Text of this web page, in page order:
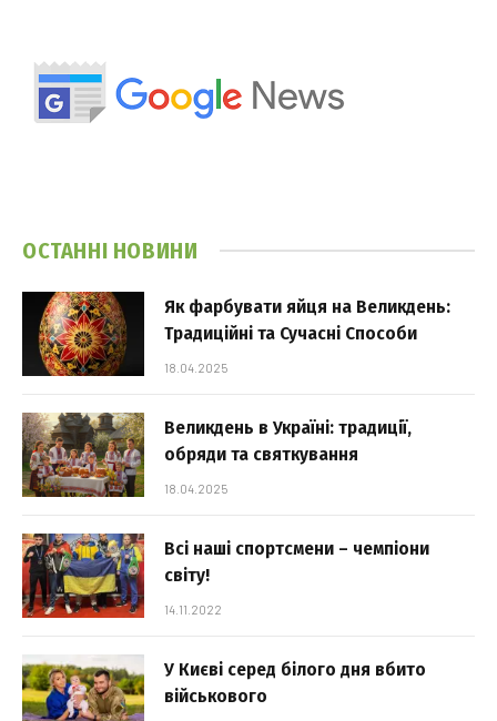
ОСТАННІ НОВИНИ
Як фарбувати яйця на Великдень:
Традиційні та Сучасні Способи
18.04.2025
Великдень в Україні: традиції,
обряди та святкування
18.04.2025
Всі наші спортсмени – чемпіони
світу!
14.11.2022
У Києві серед білого дня вбито
військового